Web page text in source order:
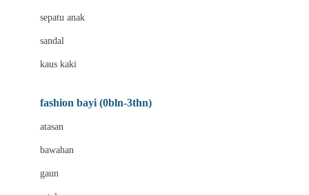
Biolane
Bizzi Growin
Blooming Marvellous
Bravado
sepatu anak
sandal
kaus kaki
fashion bayi (0bln-3thn)
atasan
bawahan
gaun